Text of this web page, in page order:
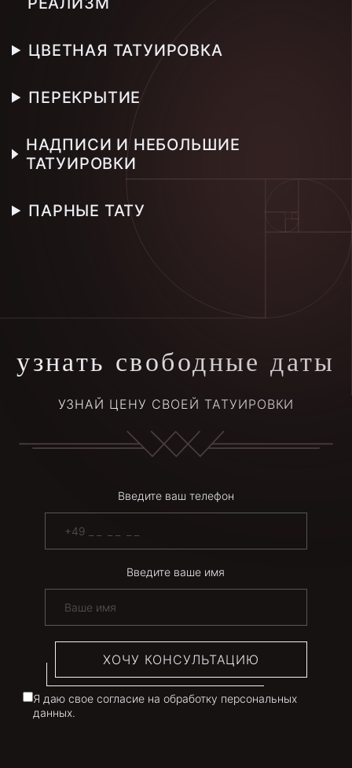
ЦВЕТНАЯ ТАТУИРОВКА
ПЕРЕКРЫТИЕ
НАДПИСИ И НЕБОЛЬШИЕ
ТАТУИРОВКИ
ПАРНЫЕ ТАТУ
узнать свободные даты
УЗНАЙ ЦЕНУ СВОЕЙ ТАТУИРОВКИ
Введите ваш телефон
Введите ваше имя
ХОЧУ КОНСУЛЬТАЦИЮ
Я даю свое согласие на обработку персональных
данных.